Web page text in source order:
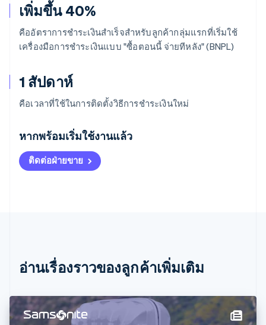
เพิ่มขึ้น 40%
คืออัตราการชำระเงินสำเร็จสำหรับลูกค้ากลุ่มแรกที่เริ่มใช้
เครื่องมือการชำระเงินแบบ "ซื้อตอนนี้ จ่ายทีหลัง" (BNPL)
1 สัปดาห์
คือเวลาที่ใช้ในการติดตั้งวิธีการชำระเงินใหม่
หากพร้อมเริ่มใช้งานแล้ว
ติดต่อฝ่ายขาย
อ่านเรื่องราวของลูกค้าเพิ่มเติม
เขตบริหารพิเศษฮ่องกง ประเทศจีน
English简体中文
แคนาดา
EnglishFrançais
ญี่ปุ่น
日本語English
ไทย
ไทยEnglish